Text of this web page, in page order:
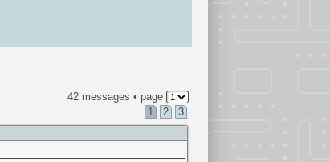
42 messages • page
1
2 3